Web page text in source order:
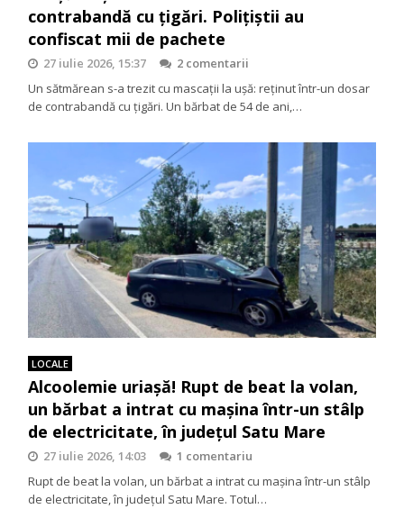
contrabandă cu țigări. Polițiștii au
confiscat mii de pachete
27 iulie 2026, 15:37
2 comentarii
Un sătmărean s-a trezit cu mascații la ușă: reținut într-un dosar
de contrabandă cu țigări. Un bărbat de 54 de ani,…
LOCALE
Alcoolemie uriașă! Rupt de beat la volan,
un bărbat a intrat cu mașina într-un stâlp
de electricitate, în județul Satu Mare
27 iulie 2026, 14:03
1 comentariu
Rupt de beat la volan, un bărbat a intrat cu mașina într-un stâlp
de electricitate, în județul Satu Mare. Totul…